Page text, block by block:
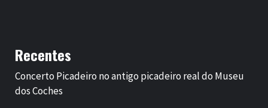
Recentes
Concerto Picadeiro no antigo picadeiro real do Museu
dos Coches